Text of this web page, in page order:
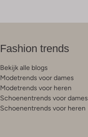
Fashion trends
Bekijk alle blogs
Modetrends voor dames
Modetrends voor heren
Schoenentrends voor dames
Schoenentrends voor heren